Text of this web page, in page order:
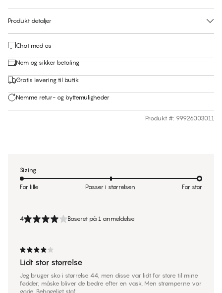
Produkt detaljer
Chat med os
Nem og sikker betaling
Gratis levering til butik
Nemme retur- og byttemuligheder
Produkt #: 99926003011
4 Baseret på 1 anmeldelse
Lidt stor størrelse
Jeg bruger sko i størrelse 44, men disse var lidt for store til mine
fødder; måske bliver de bedre efter en vask. Men strømperne var
gode. Behageligt stof.
Sizing
For lille Passer i størrelsen For stor